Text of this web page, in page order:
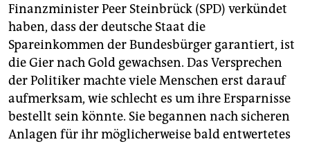
abo
genossenschaft
epaper login
Finanzminister Peer Steinbrück (SPD) verkündet
haben, dass der deutsche Staat die
Spareinkommen der Bundesbürger garantiert, ist
die Gier nach Gold gewachsen. Das Versprechen
der Politiker machte viele Menschen erst darauf
aufmerksam, wie schlecht es um ihre Ersparnisse
bestellt sein könnte. Sie begannen nach sicheren
Anlagen für ihr möglicherweise bald entwertetes